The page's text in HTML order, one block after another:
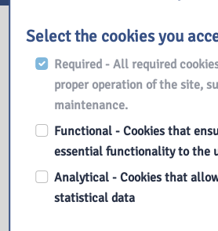
Our library
Select the cookies you
Required - All required
proper operation of the site,
maintenance.
Functional - Cookies that
essential functionality to the
Analytical - Cookies that
statistical data